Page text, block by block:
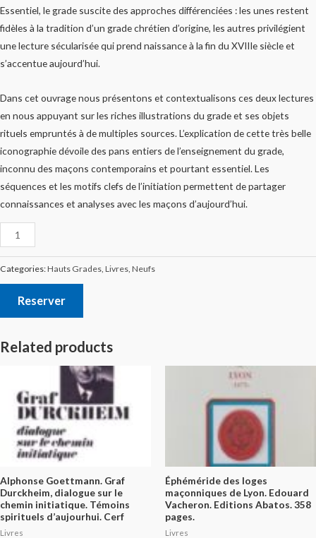
Essentiel, le grade suscite des approches différenciées : les unes restent
fidèles à la tradition d’un grade chrétien d’origine, les autres privilégient
une lecture sécularisée qui prend naissance à la fin du XVIIIe siècle et
s’accentue aujourd’hui.
Dans cet ouvrage nous présentons et contextualisons ces deux lectures
en nous appuyant sur les riches illustrations du grade et ses objets
rituels empruntés à de multiples sources. L’explication de cette très belle
iconographie dévoile des pans entiers de l’enseignement du grade,
inconnu des maçons contemporains et pourtant essentiel. Les
séquences et les motifs clefs de l’initiation permettent de partager
connaissances et analyses avec les maçons d’aujourd’hui.
Categories:Hauts Grades, Livres, Neufs
Reserver
Related products
Alphonse Goettmann. Graf
Durckheim, dialogue sur le
chemin initiatique. Témoins
spirituels d’aujourhui. Cerf
Livres
Éphéméride des loges
maçonniques de Lyon. Edouard
Vacheron. Editions Abatos. 358
pages.
Livres